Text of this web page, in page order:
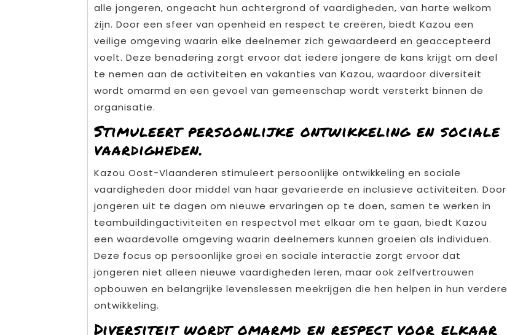
alle jongeren, ongeacht hun achtergrond of vaardigheden, van harte welkom
zijn. Door een sfeer van openheid en respect te creëren, biedt Kazou een
veilige omgeving waarin elke deelnemer zich gewaardeerd en geaccepteerd
voelt. Deze benadering zorgt ervoor dat iedere jongere de kans krijgt om deel
te nemen aan de activiteiten en vakanties van Kazou, waardoor diversiteit
wordt omarmd en een gevoel van gemeenschap wordt versterkt binnen de
organisatie.
Stimuleert persoonlijke ontwikkeling en sociale
vaardigheden.
Kazou Oost-Vlaanderen stimuleert persoonlijke ontwikkeling en sociale
vaardigheden door middel van haar gevarieerde en inclusieve activiteiten. Door
jongeren uit te dagen om nieuwe ervaringen op te doen, samen te werken in
teambuildingactiviteiten en respectvol met elkaar om te gaan, biedt Kazou
een waardevolle omgeving waarin deelnemers kunnen groeien als individuen.
Deze focus op persoonlijke groei en sociale interactie zorgt ervoor dat
jongeren niet alleen nieuwe vaardigheden leren, maar ook zelfvertrouwen
opbouwen en belangrijke levenslessen meekrijgen die hen helpen in hun verdere
ontwikkeling.
Diversiteit wordt omarmd en respect voor elkaar